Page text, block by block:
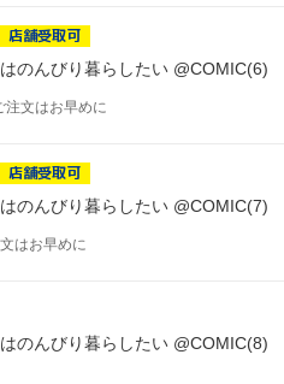
店舗受取可
のんびり暮らしたい @COMIC(6)
注文はお早めに
店舗受取可
のんびり暮らしたい @COMIC(7)
はお早めに
のんびり暮らしたい @COMIC(8)